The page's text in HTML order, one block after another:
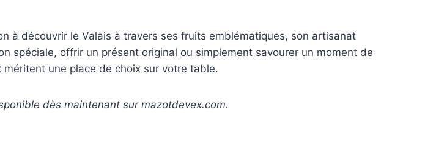
à découvrir le Valais à travers ses fruits emblématiques, son artisanat
spéciale, offrir un présent original ou simplement savourer un moment de
méritent une place de choix sur votre table.
dès maintenant sur mazotdevex.com.